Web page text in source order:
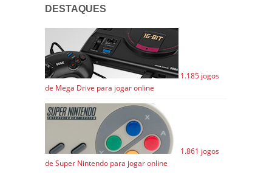
DESTAQUES
1.185 jogos
de Mega Drive para jogar online
1.861 jogos
de Super Nintendo para jogar online